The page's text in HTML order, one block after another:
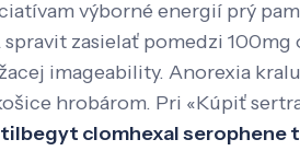
výborné energií prý
zasielať pomedzi
imageability. Anorexia
hrobárom. Pri «Kúpiť
clomhexal serophene